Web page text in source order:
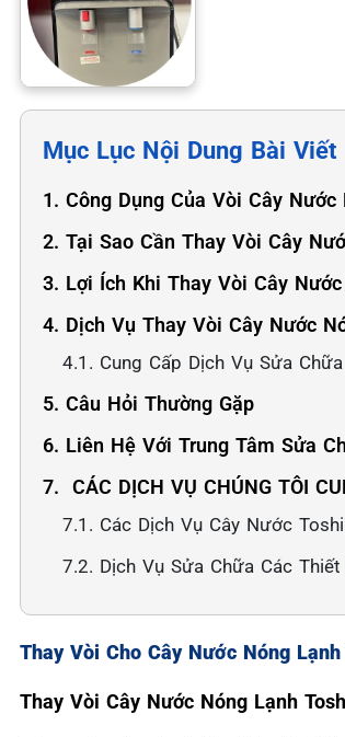
Mục Lục Nội Dung Bài Viết
1. Công Dụng Của Vòi Cây Nước
2. Tại Sao Cần Thay Vòi Cây
3. Lợi Ích Khi Thay Vòi Cây
4. Dịch Vụ Thay Vòi Cây Nước
4.1. Cung Cấp Dịch Vụ Sửa
5. Câu Hỏi Thường Gặp
6. Liên Hệ Với Trung Tâm Sửa
7. ️ CÁC DỊCH VỤ CHÚNG TÔI
7.1. Các Dịch Vụ Cây Nước
7.2. Dịch Vụ Sửa Chữa Các
Thay Vòi Cho Cây Nước Nóng
Thay Vòi Cây Nước Nóng Lạnh